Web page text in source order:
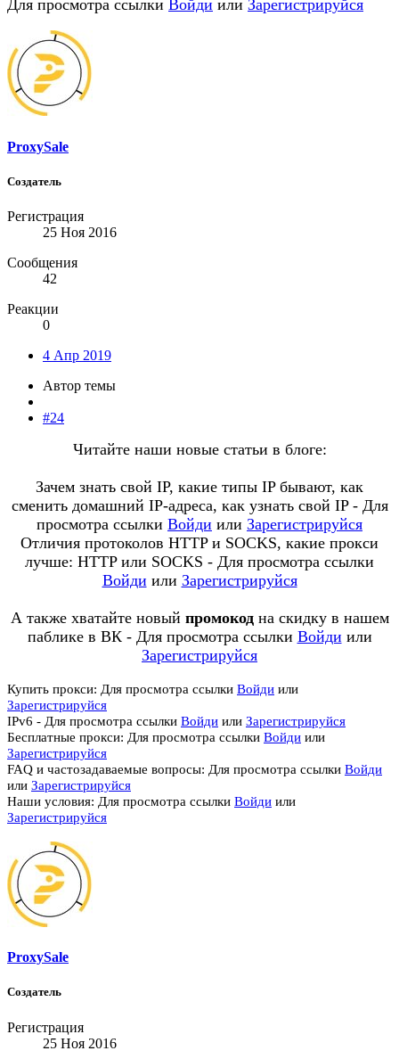
Для просмотра ссылки Войди или Зарегистрируйся
ProxySale
Создатель
Регистрация
25 Ноя 2016
Сообщения
42
Реакции
0
4 Апр 2019
Автор темы
#24
Читайте наши новые статьи в блоге:
Зачем знать свой IP, какие типы IP бывают, как
сменить домашний IP-адреса, как узнать свой IP - Для
просмотра ссылки Войди или Зарегистрируйся
Отличия протоколов HTTP и SOCKS, какие прокси
лучше: HTTP или SOCKS - Для просмотра ссылки
Войди или Зарегистрируйся
А также хватайте новый промокод на скидку в нашем
паблике в ВК - Для просмотра ссылки Войди или
Зарегистрируйся
Купить прокси: Для просмотра ссылки Войди или
Зарегистрируйся
IPv6 - Для просмотра ссылки Войди или Зарегистрируйся
Бесплатные прокси: Для просмотра ссылки Войди или
Зарегистрируйся
FAQ и частозадаваемые вопросы: Для просмотра ссылки Войди
или Зарегистрируйся
Наши условия: Для просмотра ссылки Войди или
Зарегистрируйся
ProxySale
Создатель
Регистрация
25 Ноя 2016